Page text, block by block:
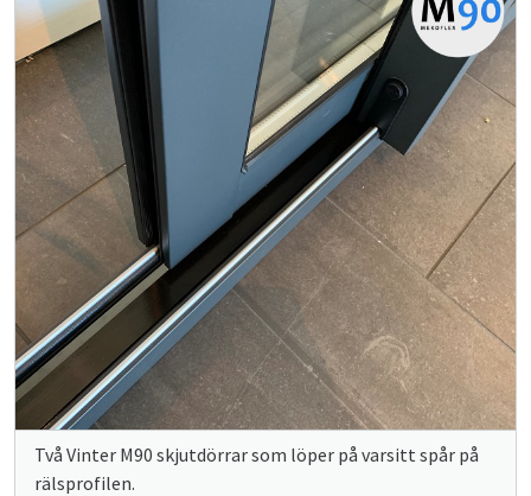
Två Vinter M90 skjutdörrar som löper på varsitt spår på
rälsprofilen.